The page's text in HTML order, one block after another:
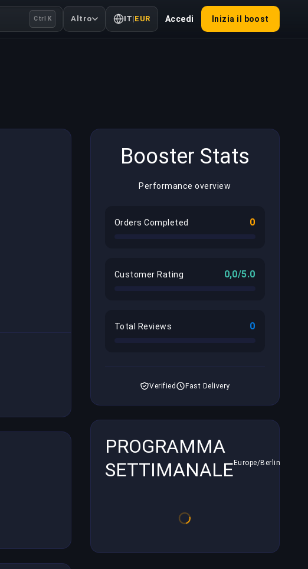
Ctrl K Altro IT |EUR Accedi Inizia il boost
Booster Stats
Performance overview
Orders Completed 0
Customer Rating 0,0/5.0
Total Reviews 0
Verified Fast Delivery
PROGRAMMA
SETTIMANALE Europe/Berlin